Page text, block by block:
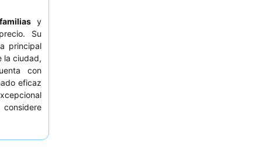
familias y
Su
principal
la ciudad,
con
eficaz